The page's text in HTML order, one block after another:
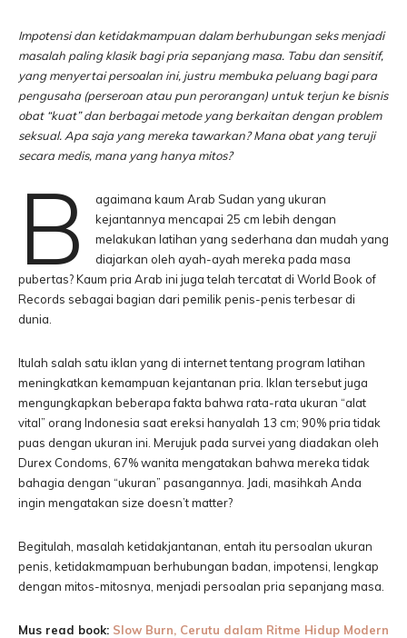
Impotensi dan ketidakmampuan dalam berhubungan seks menjadi
masalah paling klasik bagi pria sepanjang masa. Tabu dan sensitif,
yang menyertai persoalan ini, justru membuka peluang bagi para
pengusaha (perseroan atau pun perorangan) untuk terjun ke bisnis
obat “kuat” dan berbagai metode yang berkaitan dengan problem
seksual. Apa saja yang mereka tawarkan? Mana obat yang teruji
secara medis, mana yang hanya mitos?
B
agaimana kaum Arab Sudan yang ukuran
kejantannya mencapai 25 cm lebih dengan
melakukan latihan yang sederhana dan mudah yang
diajarkan oleh ayah-ayah mereka pada masa
pubertas? Kaum pria Arab ini juga telah tercatat di World Book of
Records sebagai bagian dari pemilik penis-penis terbesar di
dunia.
Itulah salah satu iklan yang di internet tentang program latihan
meningkatkan kemampuan kejantanan pria. Iklan tersebut juga
mengungkapkan beberapa fakta bahwa rata-rata ukuran “alat
vital” orang Indonesia saat ereksi hanyalah 13 cm; 90% pria tidak
puas dengan ukuran ini. Merujuk pada survei yang diadakan oleh
Durex Condoms, 67% wanita mengatakan bahwa mereka tidak
bahagia dengan “ukuran” pasangannya. Jadi, masihkah Anda
ingin mengatakan size doesn’t matter?
Begitulah, masalah ketidakjantanan, entah itu persoalan ukuran
penis, ketidakmampuan berhubungan badan, impotensi, lengkap
dengan mitos-mitosnya, menjadi persoalan pria sepanjang masa.
Mus read book: Slow Burn, Cerutu dalam Ritme Hidup Modern